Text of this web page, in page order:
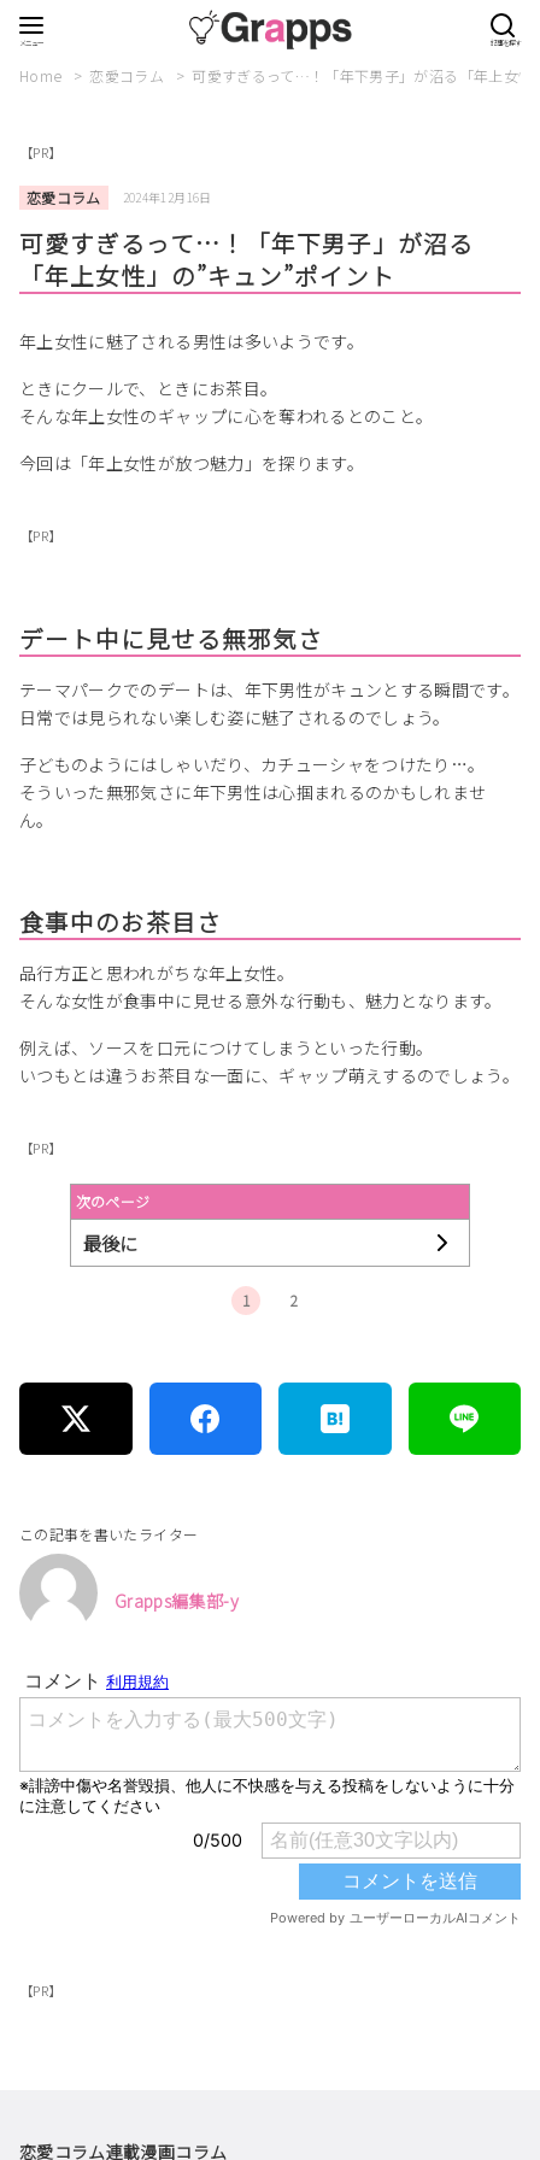
Home 恋愛コラム 可愛すぎるって…！「年下男子」が沼る「年上女性
【PR】
恋愛コラム 2024年12月16日
可愛すぎるって…！「年下男子」が沼る
「年上女性」の”キュン”ポイント
年上女性に魅了される男性は多いようです。
ときにクールで、ときにお茶目。
そんな年上女性のギャップに心を奪われるとのこと。
今回は「年上女性が放つ魅力」を探ります。
【PR】
デート中に見せる無邪気さ
テーマパークでのデートは、年下男性がキュンとする瞬間です。
日常では見られない楽しむ姿に魅了されるのでしょう。
子どものようにはしゃいだり、カチューシャをつけたり…。
そういった無邪気さに年下男性は心掴まれるのかもしれませ
ん。
食事中のお茶目さ
品行方正と思われがちな年上女性。
そんな女性が食事中に見せる意外な行動も、魅力となります。
例えば、ソースを口元につけてしまうといった行動。
いつもとは違うお茶目な一面に、ギャップ萌えするのでしょう。
【PR】
次のページ
最後に
1 2
この記事を書いたライター
Grapps編集部-y
【PR】
恋愛コラム連載漫画コラム